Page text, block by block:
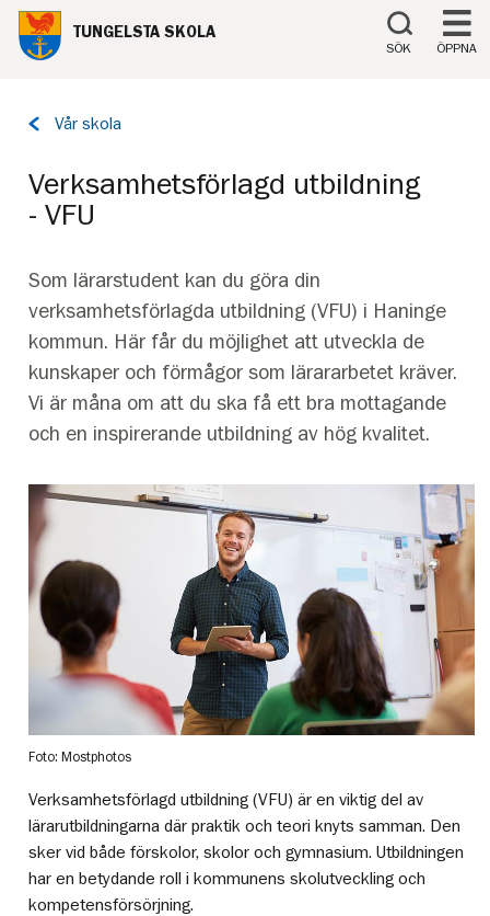
Till innehåll på sidan
TUNGELSTA SKOLA
SÖK ÖPPNA
Tillbaka
Vår skola
Verksamhetsförlagd utbildning
- VFU
Som lärarstudent kan du göra din
verksamhetsförlagda utbildning (VFU) i Haninge
kommun. Här får du möjlighet att utveckla de
kunskaper och förmågor som lärararbetet kräver.
Vi är måna om att du ska få ett bra mottagande
och en inspirerande utbildning av hög kvalitet.
Foto: Mostphotos
Verksamhetsförlagd utbildning (VFU) är en viktig del av
lärarutbildningarna där praktik och teori knyts samman. Den
sker vid både förskolor, skolor och gymnasium. Utbildningen
har en betydande roll i kommunens skolutveckling och
kompetensförsörjning.